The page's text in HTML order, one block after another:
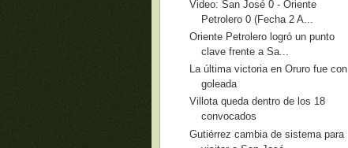
Video: San José 0 - Oriente
Petrolero 0 (Fecha 2 A...
Oriente Petrolero logró un punto
clave frente a Sa...
La última victoria en Oruro fue con
goleada
Villota queda dentro de los 18
convocados
Gutiérrez cambia de sistema para